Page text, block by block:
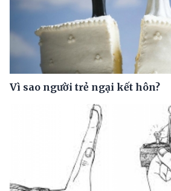
Vì sao người trẻ ngại kết hôn?